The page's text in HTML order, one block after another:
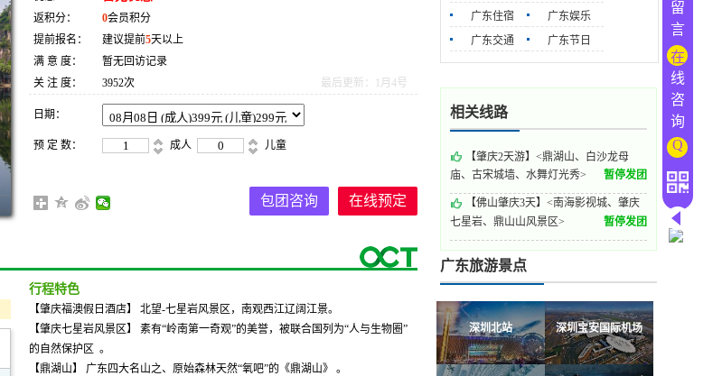
返积分： 0会员积分
提前报名：
建议提前5天以上
满 意 度：
暂无回访记录
关 注 度：
3952次 最后更新：1月4号
日期：
预 定 数： 成人 儿童
包团咨询 在线预定
行程特色
【肇庆福澳假日酒店】 北望-七星岩风景区，南观西江辽阔江景。
【肇庆七星岩风景区】 素有“岭南第一奇观”的美誉，被联合国列为“人与生物圈”
的自然保护区 。
【鼎湖山】 广东四大名山之、原始森林天然“氧吧”的《鼎湖山》 。
广东住宿
广东娱乐
广东交通
广东节日
相关线路
【肇庆2天游】<鼎湖山、白沙龙母
庙、古宋城墙、水舞灯光秀>
暂停发团
【佛山肇庆3天】<南海影视城、肇庆
七星岩、鼎山山风景区>
暂停发团
广东旅游景点
深圳北站 深圳宝安国际机场
留
言
在
线
咨
询
Q